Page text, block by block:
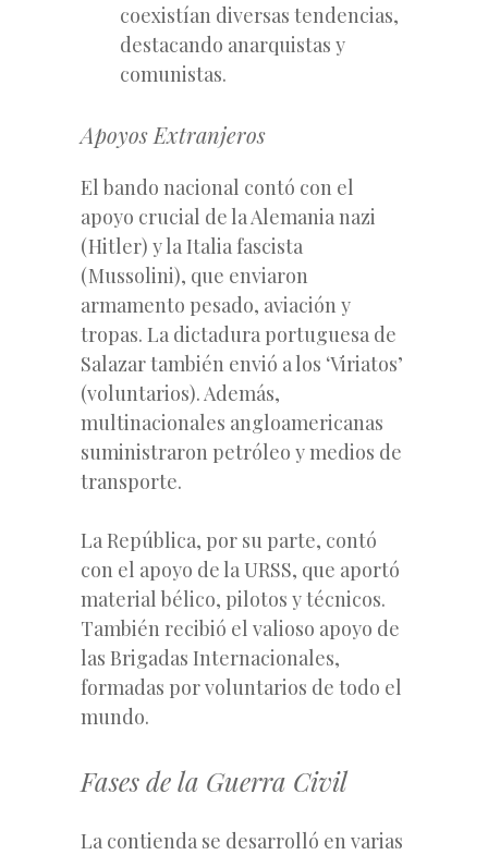
coexistían diversas tendencias,
destacando anarquistas y
comunistas.
Apoyos Extranjeros
El bando nacional contó con el
apoyo crucial de la Alemania nazi
(Hitler) y la Italia fascista
(Mussolini), que enviaron
armamento pesado, aviación y
tropas. La dictadura portuguesa de
Salazar también envió a los ‘Viriatos’
(voluntarios). Además,
multinacionales angloamericanas
suministraron petróleo y medios de
transporte.
La República, por su parte, contó
con el apoyo de la URSS, que aportó
material bélico, pilotos y técnicos.
También recibió el valioso apoyo de
las Brigadas Internacionales,
formadas por voluntarios de todo el
mundo.
Fases de la Guerra Civil
La contienda se desarrolló en varias